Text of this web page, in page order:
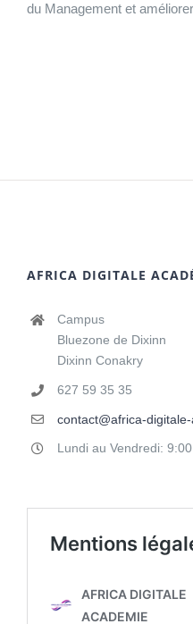
du Management et améliorer
AFRICA DIGITALE
Campus
Bluezone de Dixinn
Dixinn Conakry
627 59 35 35
contact@africa-
Lundi au Vendredi: